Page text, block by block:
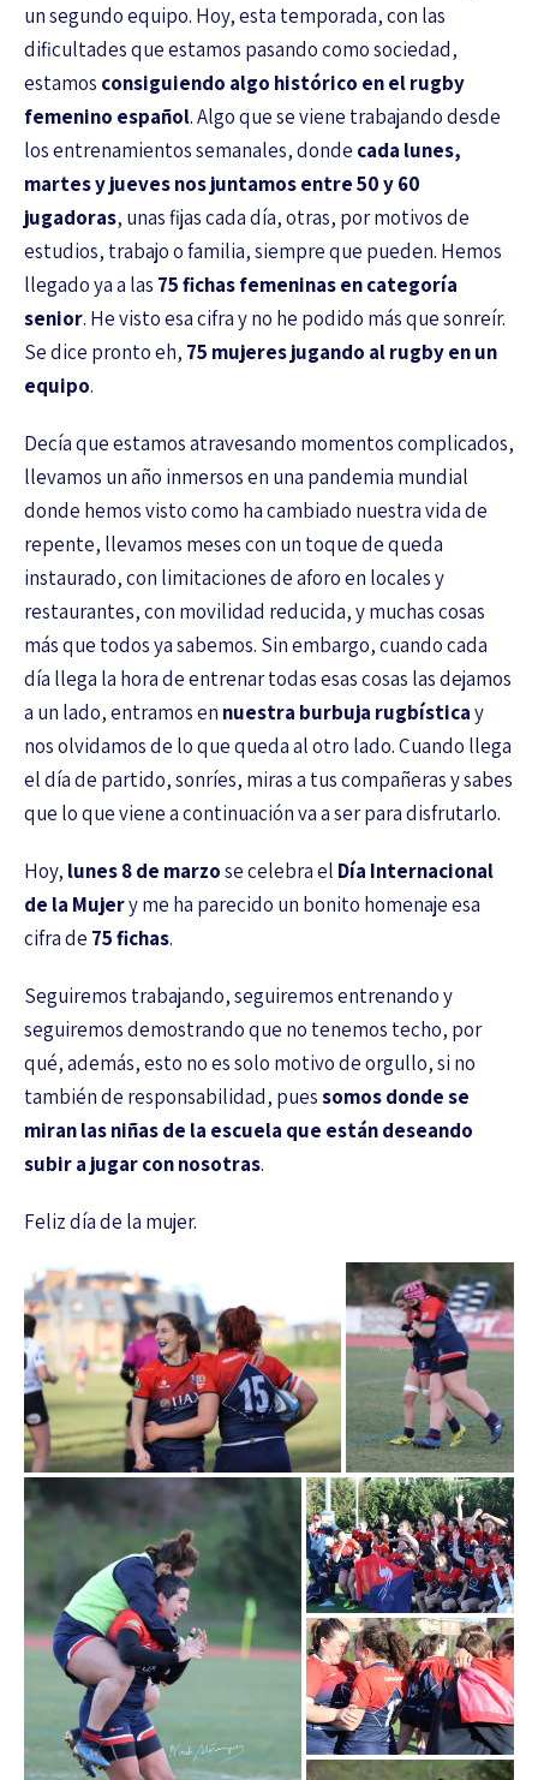
un segundo equipo. Hoy, esta temporada, con las
dificultades que estamos pasando como sociedad,
estamos consiguiendo algo histórico en el rugby
femenino español. Algo que se viene trabajando desde
los entrenamientos semanales, donde cada lunes,
martes y jueves nos juntamos entre 50 y 60
jugadoras, unas fijas cada día, otras, por motivos de
estudios, trabajo o familia, siempre que pueden. Hemos
llegado ya a las 75 fichas femeninas en categoría
senior. He visto esa cifra y no he podido más que sonreír.
Se dice pronto eh, 75 mujeres jugando al rugby en un
equipo.
Decía que estamos atravesando momentos complicados,
llevamos un año inmersos en una pandemia mundial
donde hemos visto como ha cambiado nuestra vida de
repente, llevamos meses con un toque de queda
instaurado, con limitaciones de aforo en locales y
restaurantes, con movilidad reducida, y muchas cosas
más que todos ya sabemos. Sin embargo, cuando cada
día llega la hora de entrenar todas esas cosas las dejamos
a un lado, entramos en nuestra burbuja rugbísticay
nos olvidamos de lo que queda al otro lado. Cuando llega
el día de partido, sonríes, miras a tus compañeras y sabes
que lo que viene a continuación va a ser para disfrutarlo.
Hoy, lunes 8 de marzose celebra el Día Internacional
de la Mujery me ha parecido un bonito homenaje esa
cifra de 75 fichas.
Seguiremos trabajando, seguiremos entrenando y
seguiremos demostrando que no tenemos techo, por
qué, además, esto no es solo motivo de orgullo, si no
también de responsabilidad, puessomos donde se
miran las niñas de la escuela que están deseando
subir a jugar con nosotras.
Feliz día de la mujer.